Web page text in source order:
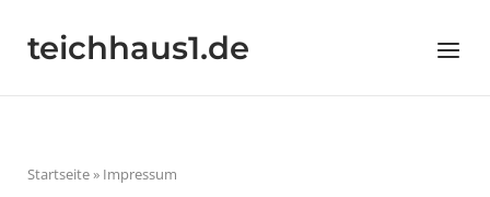
contentteichhaus1.de Menu
Startseite» Impressum